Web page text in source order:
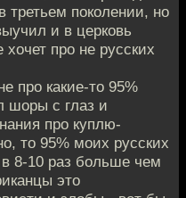
третьем поколении, но
и в церковь
про не русских
про какие-то 95%
шоры с глаз и
про куплю-
то 95% моих русских
8-10 раз больше чем
это